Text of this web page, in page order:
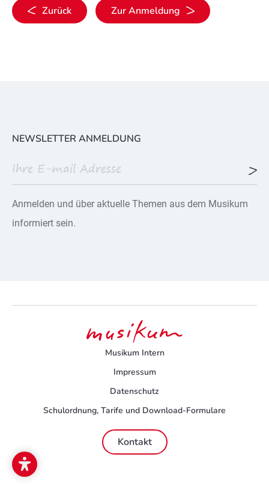
Zurück Zur Anmeldung
NEWSLETTER ANMELDUNG
Anmelden und über aktuelle Themen aus dem Musikum
informiert sein.
Musikum Intern
Impressum
Datenschutz
Schulordnung, Tarife und Download-Formulare
Kontakt